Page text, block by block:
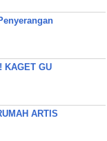
KAGET GU
ARTIS